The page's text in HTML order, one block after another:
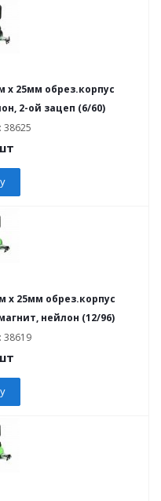
х 25мм обрез.корпус
2-ой зацеп (6/60)
38625
х 25мм обрез.корпус
нейлон (12/96)
38619